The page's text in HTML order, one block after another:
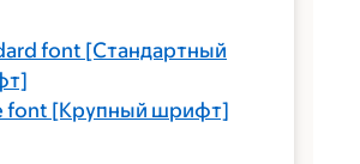
font [Стандартный
font [Крупный шрифт]